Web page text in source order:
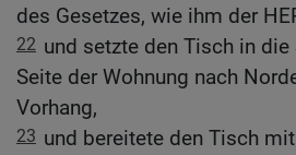
des Gesetzes, wie ihm der
22 und setzte den Tisch in
Seite der Wohnung nach
Vorhang,
23 und bereitete den Tisch